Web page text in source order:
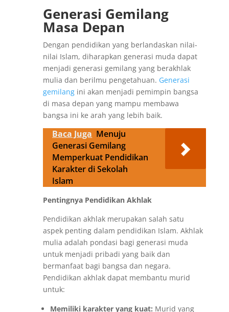
Generasi Gemilang
Masa Depan
Dengan pendidikan yang berlandaskan nilai-
nilai Islam, diharapkan generasi muda dapat
menjadi generasi gemilang yang berakhlak
mulia dan berilmu pengetahuan. Generasi
gemilang ini akan menjadi pemimpin bangsa
di masa depan yang mampu membawa
bangsa ini ke arah yang lebih baik.
Baca Juga Menuju
Generasi Gemilang
Memperkuat Pendidikan
Karakter di Sekolah
Islam
Pentingnya Pendidikan Akhlak
Pendidikan akhlak merupakan salah satu
aspek penting dalam pendidikan Islam. Akhlak
mulia adalah pondasi bagi generasi muda
untuk menjadi pribadi yang baik dan
bermanfaat bagi bangsa dan negara.
Pendidikan akhlak dapat membantu murid
untuk:
Memiliki karakter yang kuat: Murid yang